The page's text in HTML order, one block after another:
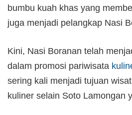
bumbu kuah khas yang
juga menjadi pelangkap Nasi
Kini, Nasi Boranan telah
dalam promosi pariwisata
sering kali menjadi tujuan
kuliner selain Soto Lamongan